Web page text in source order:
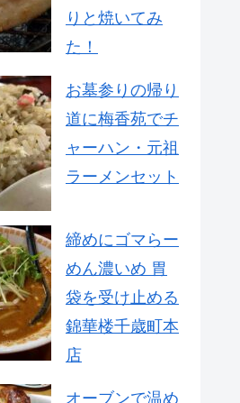
りと焼いてみ
た！
お墓参りの帰り
道に梅香苑でチ
ャーハン・元祖
ラーメンセット
締めにゴマらー
めん濃いめ 胃
袋を受け止める
錦華楼千歳町本
店
オーブンで温め